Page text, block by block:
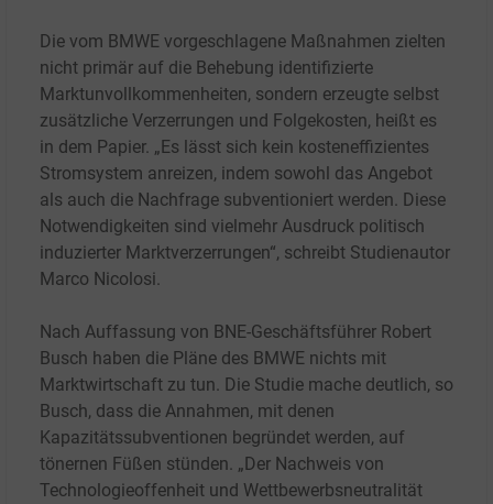
Die vom BMWE vorgeschlagene Maßnahmen zielten
nicht primär auf die Behebung identifizierte
Marktunvollkommenheiten, sondern erzeugte selbst
zusätzliche Verzerrungen und Folgekosten, heißt es
in dem Papier. „Es lässt sich kein kosteneffizientes
Stromsystem anreizen, indem sowohl das Angebot
als auch die Nachfrage subventioniert werden. Diese
Notwendigkeiten sind vielmehr Ausdruck politisch
induzierter Marktverzerrungen“, schreibt Studienautor
Marco Nicolosi.
Nach Auffassung von BNE-Geschäftsführer Robert
Busch haben die Pläne des BMWE nichts mit
Marktwirtschaft zu tun. Die Studie mache deutlich, so
Busch, dass die Annahmen, mit denen
Kapazitätssubventionen begründet werden, auf
tönernen Füßen stünden. „Der Nachweis von
Technologieoffenheit und Wettbewerbsneutralität